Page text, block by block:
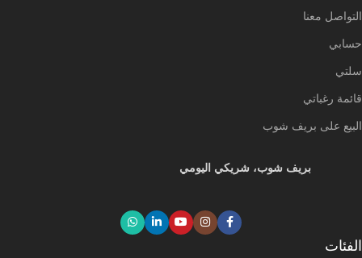
بريف شوب، شريكي اليومي
الفئات
التواصل معنا
حسابي
سلتي
قائمة رغباتي
البيع على بريف شوب